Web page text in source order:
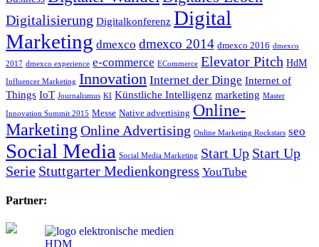
Digitalisierung Digitalkonferenz Digital
Marketing dmexco dmexco 2014 dmexco 2016 dmexco
2017 dmexco experience e-commerce ECommerce Elevator Pitch HdM
Influencer Marketing Innovation Internet der Dinge Internet of
Things IoT Journalismus KI Künstliche Intelligenz marketing Master
Innovation Summit 2015 Messe Native advertising Online-
Marketing Online Advertising Online Marketing Rockstars seo
Social Media Social Media Marketing Start Up Start Up
Serie Stuttgarter Medienkongress YouTube
Partner: